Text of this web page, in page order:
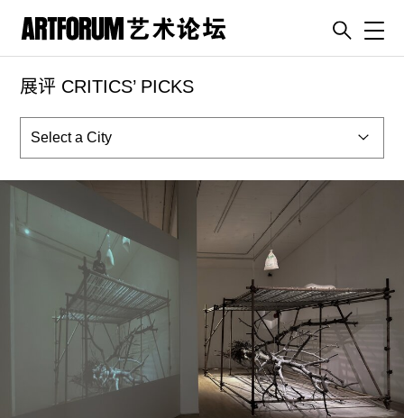
artguide
新闻
展评
杂志
ENGLISH
ART & EDUCATION
往期内容
展评 CRITICS’ PICKS